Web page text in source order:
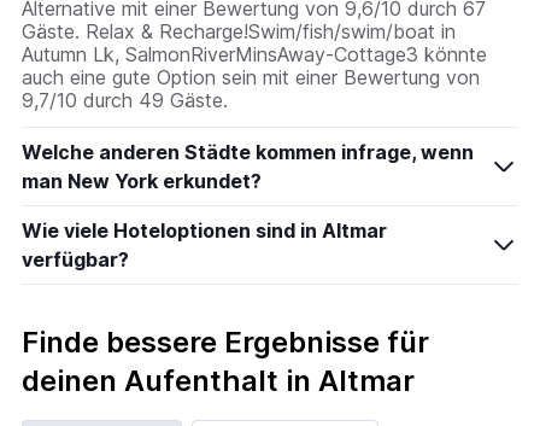
Alternative mit einer Bewertung von 9,6/10 durch 67
Gäste. Relax & Recharge!Swim/fish/swim/boat in
Autumn Lk, SalmonRiverMinsAway-Cottage3 könnte
auch eine gute Option sein mit einer Bewertung von
9,7/10 durch 49 Gäste.
Welche anderen Städte kommen infrage, wenn
man New York erkundet?
Wie viele Hoteloptionen sind in Altmar
verfügbar?
Finde bessere Ergebnisse für
deinen Aufenthalt in Altmar